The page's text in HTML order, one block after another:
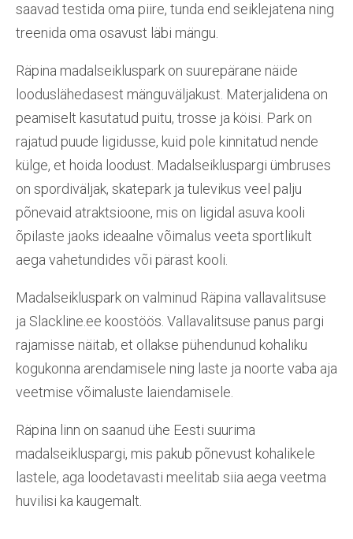
saavad testida oma piire, tunda end seiklejatena ning
treenida oma osavust läbi mängu.
Räpina madalseikluspark on suurepärane näide
looduslähedasest mänguväljakust. Materjalidena on
peamiselt kasutatud puitu, trosse ja köisi. Park on
rajatud puude ligidusse, kuid pole kinnitatud nende
külge, et hoida loodust. Madalseikluspargi ümbruses
on spordiväljak, skatepark ja tulevikus veel palju
põnevaid atraktsioone, mis on ligidal asuva kooli
õpilaste jaoks ideaalne võimalus veeta sportlikult
aega vahetundides või pärast kooli.
Madalseikluspark on valminud Räpina vallavalitsuse
ja Slackline.ee koostöös. Vallavalitsuse panus pargi
rajamisse näitab, et ollakse pühendunud kohaliku
kogukonna arendamisele ning laste ja noorte vaba aja
veetmise võimaluste laiendamisele.
Räpina linn on saanud ühe Eesti suurima
madalseikluspargi, mis pakub põnevust kohalikele
lastele, aga loodetavasti meelitab siia aega veetma
huvilisi ka kaugemalt.